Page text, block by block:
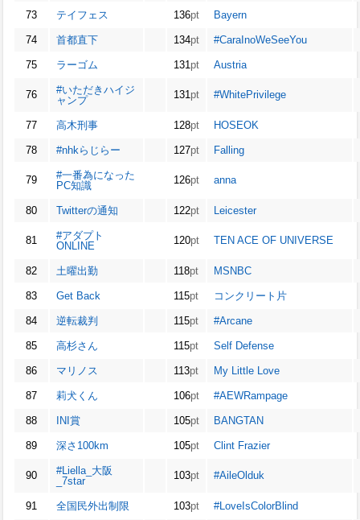
73 テイフェス 136pt Bayern
74 首都直下 134pt #CaraInoWeSeeYou
75 ラーゴム 131pt Austria
76
#いただきハイジ
ャンプ
131pt #WhitePrivilege
77 高木刑事 128pt HOSEOK
78 #nhkらじらー 127pt Falling
79
#一番為になった
PC知識
126pt anna
80 Twitterの通知 122pt Leicester
81
#アダプト
ONLINE
120pt TEN ACE OF UNIVERSE
82 土曜出勤 118pt MSNBC
83 Get Back 115pt コンクリート片
84 逆転裁判 115pt #Arcane
85 高杉さん 115pt Self Defense
86 マリノス 113pt My Little Love
87 莉犬くん 106pt #AEWRampage
88 INI賞 105pt BANGTAN
89 深さ100km 105pt Clint Frazier
90
#Liella_大阪
_7star
103pt #AileOlduk
91 全国民外出制限 103pt #LoveIsColorBlind